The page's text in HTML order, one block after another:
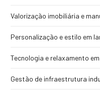
Valorização imobiliária e
Personalização e estilo em
Tecnologia e relaxamento
Gestão de infraestrutura